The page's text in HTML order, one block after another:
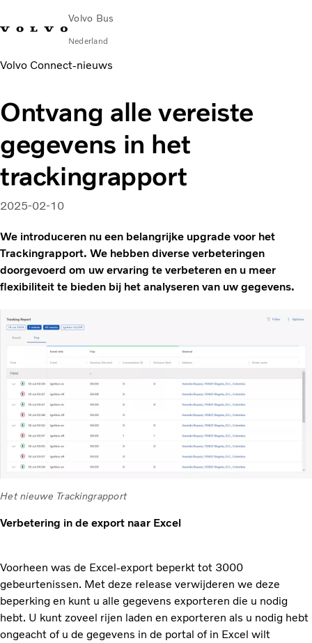
Volvo Bus
Nederland
Change MarketContact opnemen
STAD & REGIO
Services
Waarom Volvo?
Nieuws en verhalen
Contact
Volvo Connect‑nieuws
Ontvang alle vereiste
gegevens in het
trackingrapport
2025-02-10
We introduceren nu een belangrijke upgrade voor het
Trackingrapport. We hebben diverse verbeteringen
doorgevoerd om uw ervaring te verbeteren en u meer
flexibiliteit te bieden bij het analyseren van uw gegevens.
Het nieuwe Trackingrapport
Verbetering in de export naar Excel
Voorheen was de Excel-export beperkt tot 3000
gebeurtenissen. Met deze release verwijderen we deze
beperking en kunt u alle gegevens exporteren die u nodig
hebt. U kunt zoveel rijen laden en exporteren als u nodig hebt
ongeacht of u de gegevens in de portal of in Excel wilt